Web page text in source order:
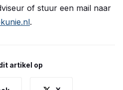
of stuur een mail naar
.
artikel op